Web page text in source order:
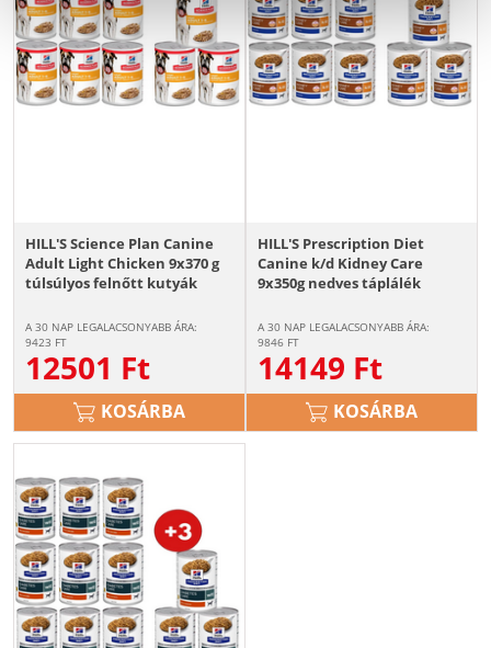
HILL'S Science Plan Canine
Adult Light Chicken 9x370 g
túlsúlyos felnőtt kutyák
INGYEN!
A 30 NAP LEGALACSONYABB ÁRA:
9423 FT
12501 Ft
KOSÁRBA
HILL'S Prescription Diet
Canine k/d Kidney Care
9x350g nedves táplálék
működésének támogatására
+ 3 konzerv ingyen!
A 30 NAP LEGALACSONYABB ÁRA:
9846 FT
14149 Ft
KOSÁRBA